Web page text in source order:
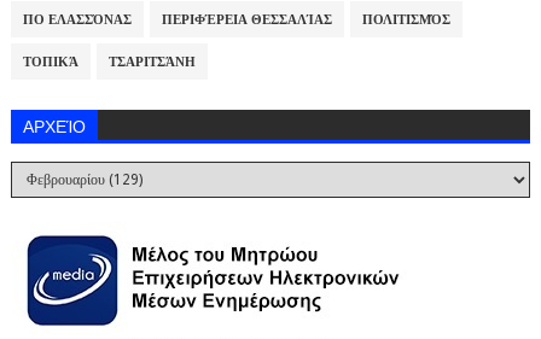
ΠΟ ΕΛΑΣΣΌΝΑΣ ΠΕΡΙΦΈΡΕΙΑ ΘΕΣΣΑΛΊΑΣ ΠΟΛΙΤΙΣΜΌΣ
ΤΟΠΙΚΆ ΤΣΑΡΙΤΣΆΝΗ
ΑΡΧΕΊΟ